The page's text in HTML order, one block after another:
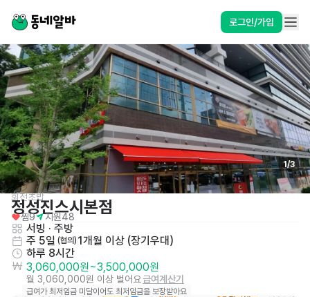
로그인/가입
1/3
회전초밥
정성진스시본점
찜9 지원48
서빙 · 주방
주 5일 (협의) 1개월 이상 (장기우대)
하루 8시간
3,060,000원~3,500,000원
월 3,060,000원 이상 벌어요급여계산기
급여가 최저임금 미달이어도 최저임금을 보장받아요